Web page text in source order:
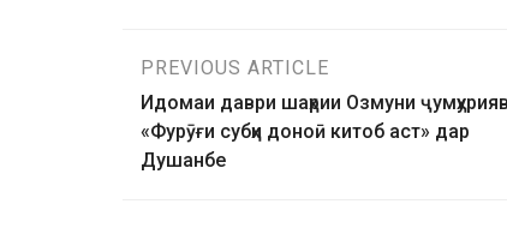
PREVIOUS ARTICLE
Идомаи даври шаҳрии Озмуни
«Фурӯғи субҳи доноӣ китоб аст» дар
Душанбе